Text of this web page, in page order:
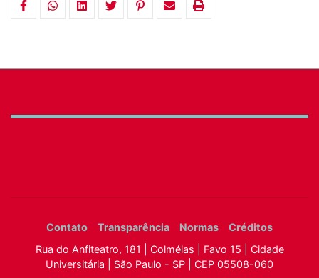
Contato Transparência Normas
Créditos
Rua do Anfiteatro, 181 | Colméias | Favo 15 | Cidade
Universitária | São Paulo - SP | CEP 05508-060